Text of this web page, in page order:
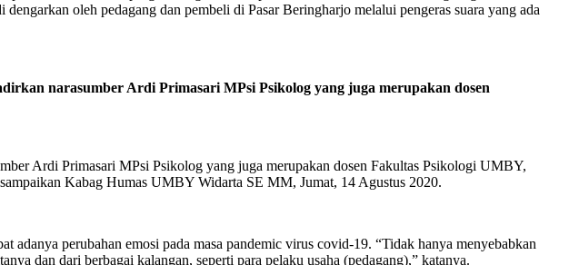
oleh pedagang dan pembeli di Pasar Beringharjo melalui pengeras suara yang ada
narasumber Ardi Primasari MPsi Psikolog yang juga merupakan dosen
Ardi Primasari MPsi Psikolog yang juga merupakan dosen Fakultas Psikologi UMBY,
Kabag Humas UMBY Widarta SE MM, Jumat, 14 Agustus 2020.
adanya perubahan emosi pada masa pandemic virus covid-19. “Tidak hanya menyebabkan
dan dari berbagai kalangan, seperti para pelaku usaha (pedagang),” katanya.